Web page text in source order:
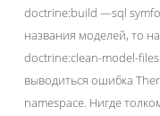
doctrine:build —sql
названия моделей, то
doctrine:clean-model-
выводиться ошибка
namespace. Нигде